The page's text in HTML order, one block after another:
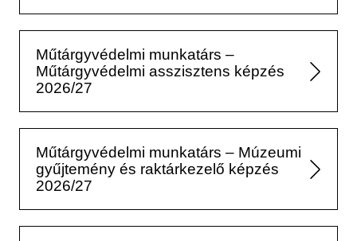
Műtárgyvédelmi munkatárs –
Műtárgyvédelmi asszisztens képzés
2026/27
Műtárgyvédelmi munkatárs – Múzeumi
gyűjtemény és raktárkezelő képzés
2026/27